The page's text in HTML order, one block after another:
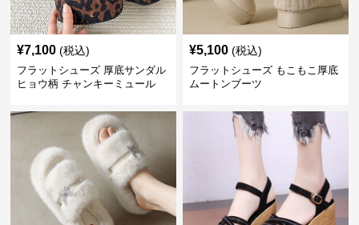
¥7,100 (税込)
フラットシューズ 厚底サンダル
ヒョウ柄 チャンキーミュール
¥5,100 (税込)
フラットシューズ もこもこ厚底
ムートンブーツ